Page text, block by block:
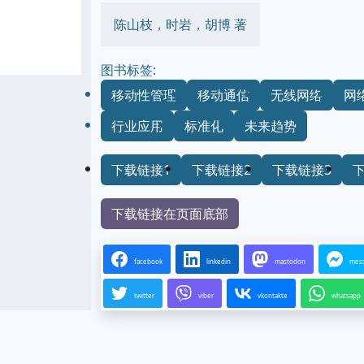
陈山枝，时岩，胡博 著
图书标签:
移动性管理
移动通信 无线网络
网
行业应用
标准化 未来趋势
下载链接1 下载链接2 下载链接3
下载链接在页面底部
facebook linkedin mastodon
twitter viber vkontakte whatsapp